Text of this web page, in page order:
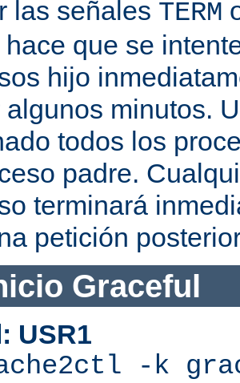
las señales TERM
hace que se
hijo
algunos minutos.
todos los
padre.
terminará
petición
Graceful
USR1
-k